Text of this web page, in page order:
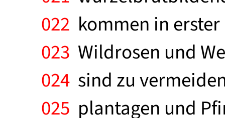
022 kommen in
023 Wildrosen und
024 sind zu
025 plantagen und